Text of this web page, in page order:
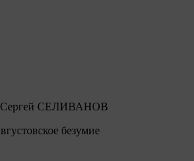
Сергей СЕЛИВАНОВ
безумие